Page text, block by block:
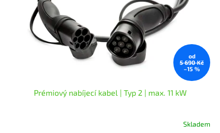
od
5 690 Kč
–15 %
Prémiový nabíjecí kabel | Typ 2 | max. 11 kW
Skladem